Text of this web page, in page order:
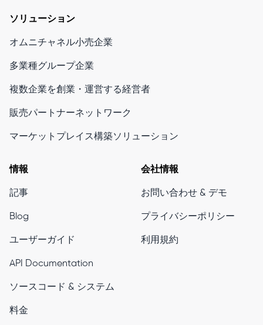
ソリューション
オムニチャネル小売企業
多業種グループ企業
複数企業を創業・運営する経営者
販売パートナーネットワーク
マーケットプレイス構築ソリューション
情報
記事
Blog
ユーザーガイド
API Documentation
ソースコード & システム
料金
会社情報
お問い合わせ & デモ
プライバシーポリシー
利用規約